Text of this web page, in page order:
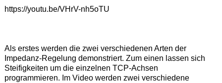
https://youtu.be/VHrV-nh5oTU
Als erstes werden die zwei verschiedenen Arten der
Impedanz-Regelung demonstriert. Zum einen lassen sich
Steifigkeiten um die einzelnen TCP-Achsen
programmieren. Im Video werden zwei verschiedene